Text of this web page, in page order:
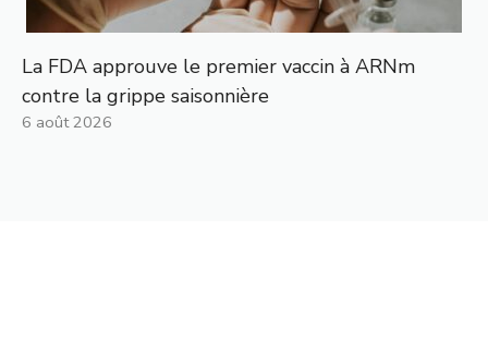
La FDA approuve le premier vaccin à ARNm
contre la grippe saisonnière
6 août 2026